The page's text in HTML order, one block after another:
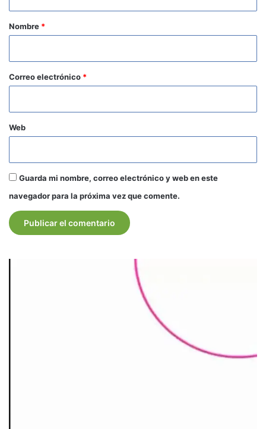
r
*
Nombre *
Correo electrónico *
Web
Guarda mi nombre, correo electrónico y web en este
navegador para la próxima vez que comente.